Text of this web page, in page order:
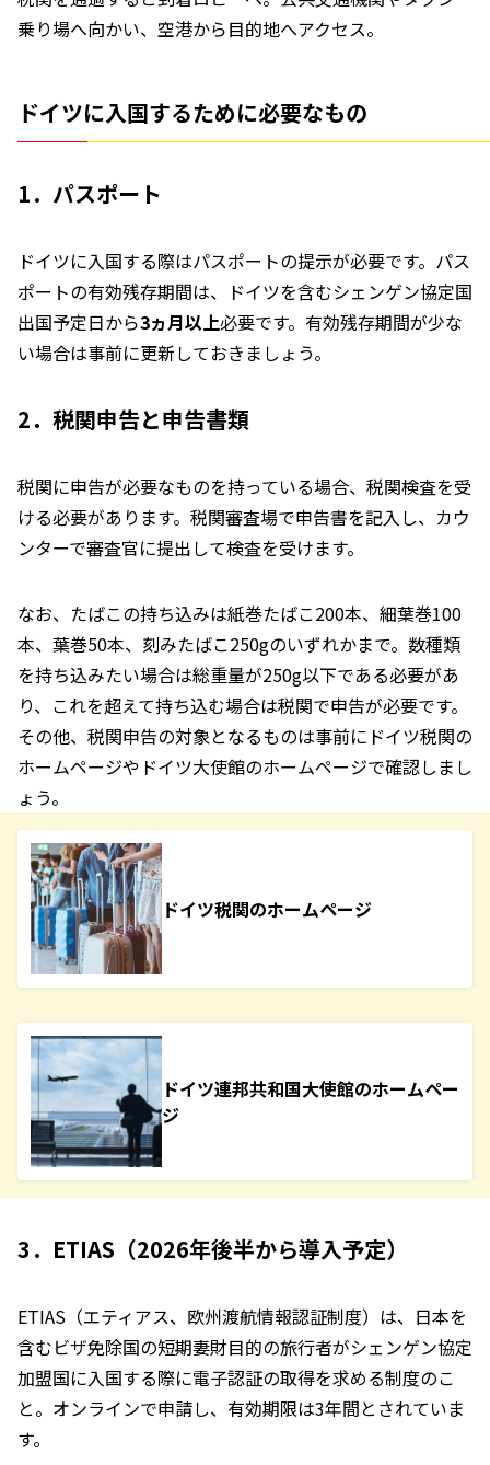
乗り場へ向かい、空港から目的地へアクセス。
ドイツに入国するために必要なもの
1．パスポート
ドイツに入国する際はパスポートの提示が必要です。パス
ポートの有効残存期間は、ドイツを含むシェンゲン協定国
出国予定日から3ヵ月以上必要です。有効残存期間が少な
い場合は事前に更新しておきましょう。
2．税関申告と申告書類
税関に申告が必要なものを持っている場合、税関検査を受
ける必要があります。税関審査場で申告書を記入し、カウ
ンターで審査官に提出して検査を受けます。
なお、たばこの持ち込みは紙巻たばこ200本、細葉巻100
本、葉巻50本、刻みたばこ250gのいずれかまで。数種類
を持ち込みたい場合は総重量が250g以下である必要があ
り、これを超えて持ち込む場合は税関で申告が必要です。
その他、税関申告の対象となるものは事前にドイツ税関の
ホームページやドイツ大使館のホームページで確認しまし
ょう。
ドイツ税関のホームページ
ドイツ連邦共和国大使館のホームペー
ジ
3．ETIAS（2026年後半から導入予定）
ETIAS（エティアス、欧州渡航情報認証制度）は、日本を
含むビザ免除国の短期妻財目的の旅行者がシェンゲン協定
加盟国に入国する際に電子認証の取得を求める制度のこ
と。オンラインで申請し、有効期限は3年間とされていま
す。